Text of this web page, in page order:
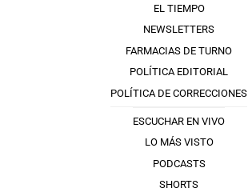
EL TIEMPO
NEWSLETTERS
FARMACIAS DE TURNO
POLÍTICA EDITORIAL
POLÍTICA DE CORRECCIONES
ESCUCHAR EN VIVO
LO MÁS VISTO
PODCASTS
SHORTS